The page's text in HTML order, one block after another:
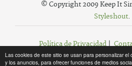
Las cookies de este sitio se usan para personalizar el
y los anuncios, para ofrecer funciones de medios
© Copyright 2009 Keep It
Styleshout.
Política de Privacidad|
Agregar a